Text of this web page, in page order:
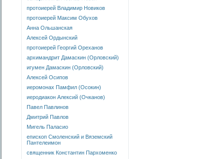
протоиерей Владимир Новиков
протоиерей Максим Обухов
Анна Ольшанская
Алексей Ордынский
протоиерей Георгий Ореханов
архимандрит Дамаскин (Орловский)
игумен Дамаскин (Орловский)
Алексей Осипов
иеромонах Памфил (Осокин)
иеродиакон Алексий (Очканов)
Павел Павлинов
Дмитрий Павлов
Мигель Паласио
епископ Смоленский и Вяземский
Пантелеимон
священник Константин Пархоменко